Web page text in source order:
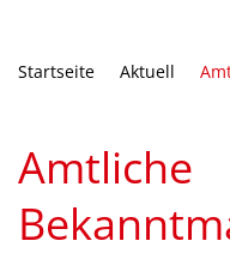
Startseite Aktuell
Amtliche